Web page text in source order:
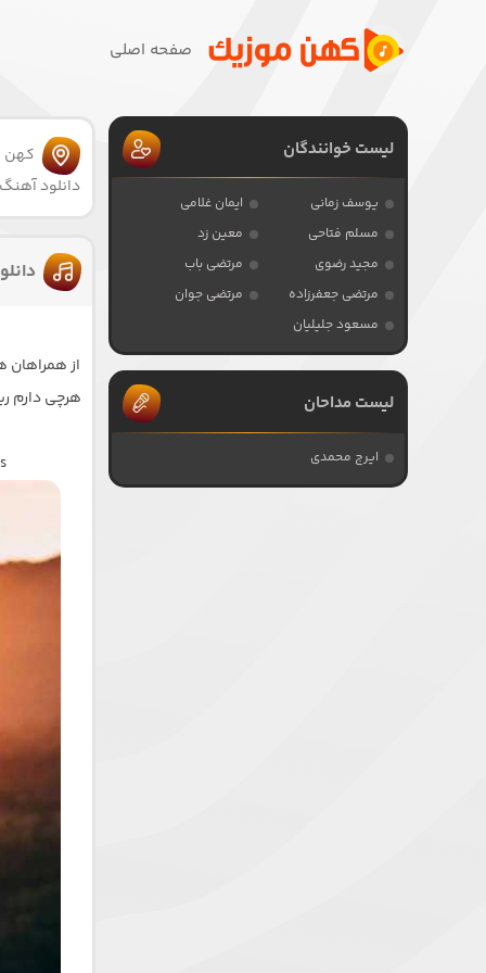
صفحه اصلی
کهن
دانلود
از همراهان
لیست خوانندگان
یوسف زمانی
ایمان غلامی
مسلم فتاحی
معین زد
مجید رضوی
مرتضی باب
مرتضی جعفرزاده
مرتضی جوان
مسعود جلیلیان
لیست مداحان
ایرج محمدی